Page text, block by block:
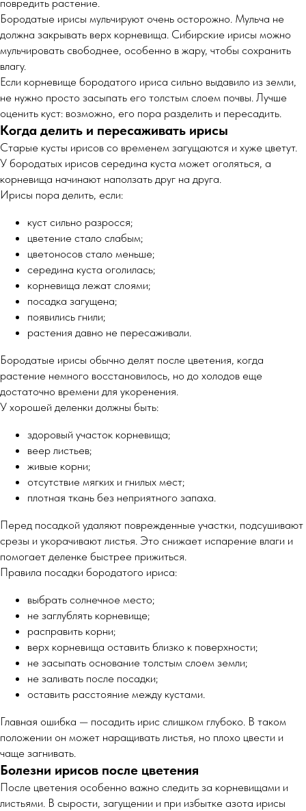
повредить растение.
Бородатые ирисы мульчируют очень осторожно. Мульча не
должна закрывать верх корневища. Сибирские ирисы можно
мульчировать свободнее, особенно в жару, чтобы сохранить
влагу.
Если корневище бородатого ириса сильно выдавило из земли,
не нужно просто засыпать его толстым слоем почвы. Лучше
оценить куст: возможно, его пора разделить и пересадить.
Когда делить и пересаживать ирисы
Старые кусты ирисов со временем загущаются и хуже цветут.
У бородатых ирисов середина куста может оголяться, а
корневища начинают наползать друг на друга.
Ирисы пора делить, если:
куст сильно разросся;
цветение стало слабым;
цветоносов стало меньше;
середина куста оголилась;
корневища лежат слоями;
посадка загущена;
появились гнили;
растения давно не пересаживали.
Бородатые ирисы обычно делят после цветения, когда
растение немного восстановилось, но до холодов еще
достаточно времени для укоренения.
У хорошей деленки должны быть:
здоровый участок корневища;
веер листьев;
живые корни;
отсутствие мягких и гнилых мест;
плотная ткань без неприятного запаха.
Перед посадкой удаляют поврежденные участки, подсушивают
срезы и укорачивают листья. Это снижает испарение влаги и
помогает деленке быстрее прижиться.
Правила посадки бородатого ириса:
выбрать солнечное место;
не заглублять корневище;
расправить корни;
верх корневища оставить близко к поверхности;
не засыпать основание толстым слоем земли;
не заливать после посадки;
оставить расстояние между кустами.
Главная ошибка — посадить ирис слишком глубоко. В таком
положении он может наращивать листья, но плохо цвести и
чаще загнивать.
Болезни ирисов после цветения
После цветения особенно важно следить за корневищами и
листьями. В сырости, загущении и при избытке азота ирисы